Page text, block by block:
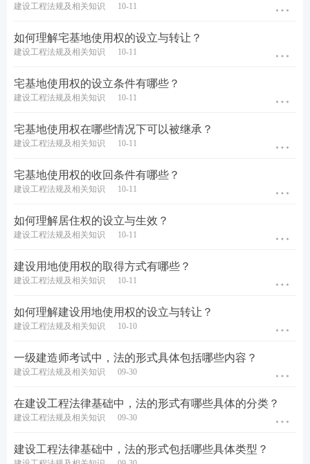
建设工程法规及相关知识 10-11
如何理解宅基地使用权的设立与转让？
建设工程法规及相关知识 10-11
宅基地使用权的设立条件有哪些？
建设工程法规及相关知识 10-11
宅基地使用权在哪些情况下可以被继承？
建设工程法规及相关知识 10-11
宅基地使用权的收回条件有哪些？
建设工程法规及相关知识 10-11
如何理解居住权的设立与生效？
建设工程法规及相关知识 10-11
建设用地使用权的取得方式有哪些？
建设工程法规及相关知识 10-11
如何理解建设用地使用权的设立与转让？
建设工程法规及相关知识 10-10
一级建造师考试中，法的形式具体包括哪些内容？
建设工程法规及相关知识 09-30
在建设工程法律基础中，法的形式有哪些具体的分类？
建设工程法规及相关知识 09-30
建设工程法律基础中，法的形式包括哪些具体类型？